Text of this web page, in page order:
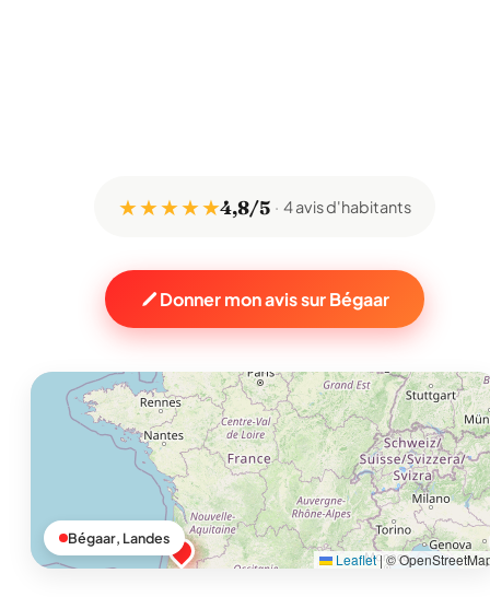
★ ★ ★ ★ ★4,8/5 4 avis d'habitants
Donner mon avis sur Bégaar
Leaflet|©
Bégaar, Landes